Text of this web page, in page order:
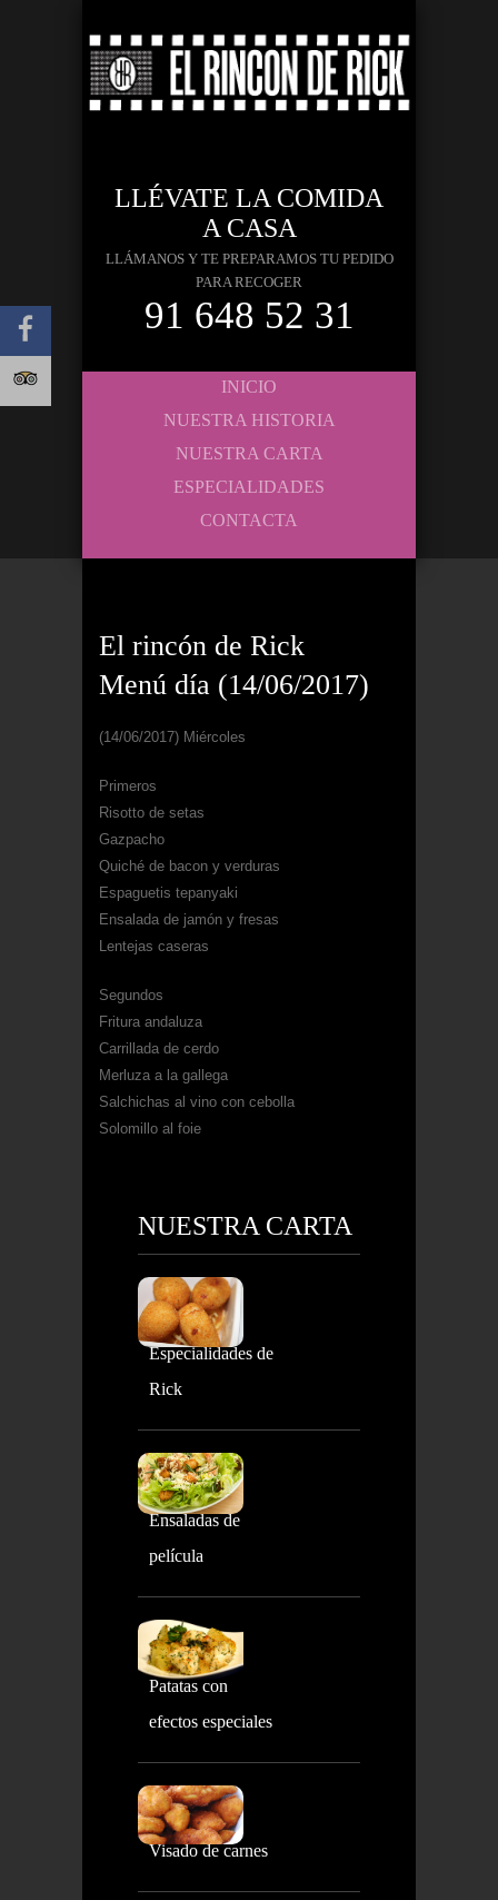
LLÉVATE LA COMIDA
A CASA
LLÁMANOS Y TE PREPARAMOS TU PEDIDO
PARA RECOGER
91 648 52 31
INICIO
NUESTRA HISTORIA
NUESTRA CARTA
ESPECIALIDADES
CONTACTA
El rincón de Rick
Menú día (14/06/2017)
(14/06/2017) Miércoles
Primeros
Risotto de setas
Gazpacho
Quiché de bacon y verduras
Espaguetis tepanyaki
Ensalada de jamón y fresas
Lentejas caseras
Segundos
Fritura andaluza
Carrillada de cerdo
Merluza a la gallega
Salchichas al vino con cebolla
Solomillo al foie
NUESTRA CARTA
Especialidades de
Rick
Ensaladas de
película
Patatas con
efectos especiales
Visado de carnes